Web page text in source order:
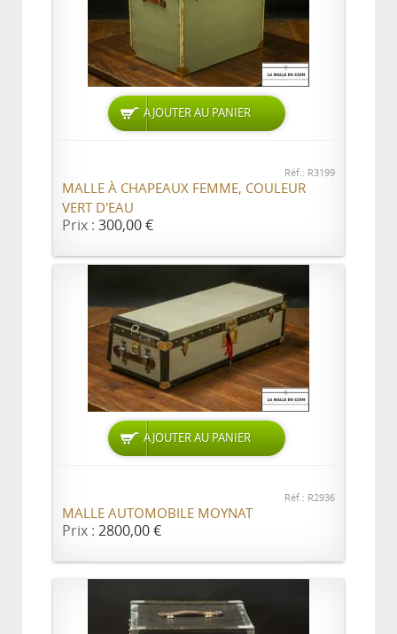
AJOUTER AU PANIER
Réf.: R3199
MALLE À CHAPEAUX FEMME, COULEUR
VERT D'EAU
Prix : 300,00 €
AJOUTER AU PANIER
Réf.: R2936
MALLE AUTOMOBILE MOYNAT
Prix : 2800,00 €